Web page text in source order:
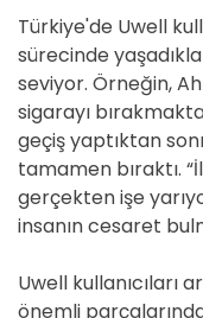
Türkiye'de Uwell
sürecinde
seviyor. Örneğin,
sigarayı
geçiş yaptıktan
tamamen bıraktı.
gerçekten işe
insanın cesaret
Uwell kullanıcıları
önemli